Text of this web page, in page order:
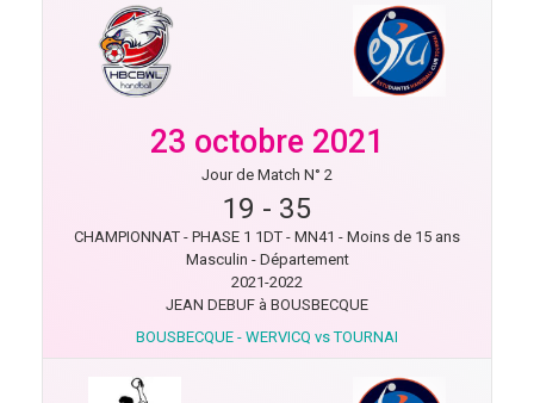
23 octobre 2021
Jour de Match N° 2
19 - 35
CHAMPIONNAT - PHASE 1 1DT - MN41 - Moins de 15 ans
Masculin - Département
2021-2022
JEAN DEBUF à BOUSBECQUE
BOUSBECQUE - WERVICQ vs TOURNAI